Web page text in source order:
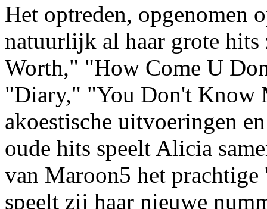
Het optreden, opgenomen
natuurlijk al haar grote
Worth," "How Come U
"Diary," "You Don't Know
akoestische uitvoeringen
oude hits speelt Alicia
van Maroon5 het
speelt zij haar nieuwe